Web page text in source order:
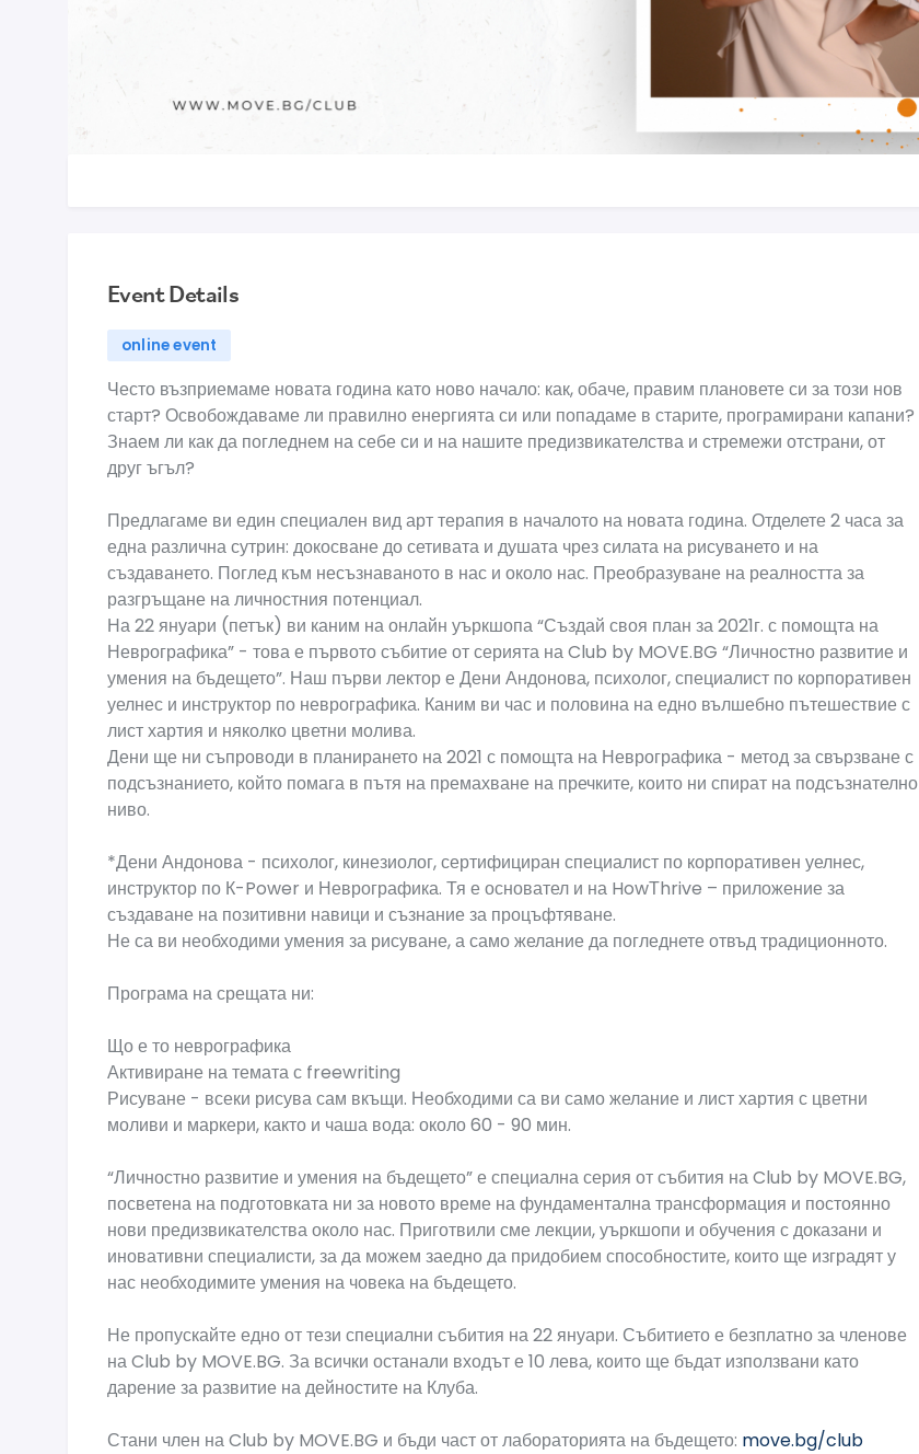
Event Details
online event
Често възприемаме новата година като ново начало: как, обаче, правим плановете си за този нов
старт? Освобождаваме ли правилно енергията си или попадаме в старите, програмирани капани?
Знаем ли как да погледнем на себе си и на нашите предизвикателства и стремежи отстрани, от
друг ъгъл?
Предлагаме ви един специален вид арт терапия в началото на новата година. Отделете 2 часа за
една различна сутрин: докосване до сетивата и душата чрез силата на рисуването и на
създаването. Поглед към несъзнаваното в нас и около нас. Преобразуване на реалността за
разгръщане на личностния потенциал.
На 22 януари (петък) ви каним на онлайн уъркшопа “Създай своя план за 2021г. с помощта на
Неврографика” - това е първото събитие от серията на Club by MOVE.BG “Личностно развитие и
умения на бъдещето”. Наш първи лектор е Дени Андонова, психолог, специалист по корпоративен
уелнес и инструктор по неврографика. Каним ви час и половина на едно вълшебно пътешествие с
лист хартия и няколко цветни молива.
Дени ще ни съпроводи в планирането на 2021 с помощта на Неврографика - метод за свързване с
подсъзнанието, който помага в пътя на премахване на пречките, които ни спират на подсъзнателно
ниво.
*Дени Андонова - психолог, кинезиолог, сертифициран специалист по корпоративен уелнес,
инструктор по К-Power и Неврографика. Тя е основател и на HowТhrive – приложение за
създаване на позитивни навици и съзнание за процъфтяване.
Не са ви необходими умения за рисуване, а само желание да погледнете отвъд традиционното.
Програма на срещата ни:
Що е то неврографика
Активиране на темата с freewriting
Рисуване - всеки рисува сам вкъщи. Необходими са ви само желание и лист хартия с цветни
моливи и маркери, както и чаша вода: около 60 - 90 мин.
“Личностно развитие и умения на бъдещето” е специална серия от събития на Club by MOVE.BG,
посветена на подготовката ни за новото време на фундаментална трансформация и постоянно
нови предизвикателства около нас. Приготвили сме лекции, уъркшопи и обучения с доказани и
иновативни специалисти, за да можем заедно да придобием способностите, които ще изградят у
нас необходимите умения на човека на бъдещето.
Не пропускайте едно от тези специални събития на 22 януари. Събитието е безплатно за членове
на Club by MOVE.BG. За всички останали входът е 10 лева, които ще бъдат използвани като
дарение за развитие на дейностите на Клуба.
Стани член на Club by MOVE.BG и бъди част от лабораторията на бъдещето: move.bg/club